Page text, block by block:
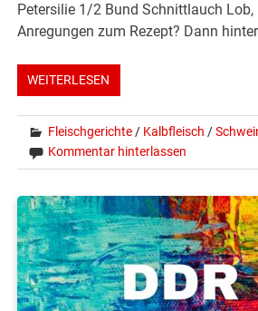
Petersilie 1/2 Bund Schnittlauch Lob,
Anregungen zum Rezept? Dann
WEITERLESEN
Fleischgerichte/ Kalbfleisch /
Kommentar hinterlassen